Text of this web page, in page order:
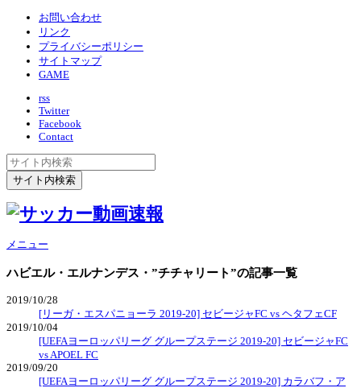
お問い合わせ
リンク
プライバシーポリシー
サイトマップ
GAME
rss
Twitter
Facebook
Contact
メニュー
ハビエル・エルナンデス・”チチャリート”の記事一覧
2019/10/28
[リーガ・エスパニョーラ 2019-20] セビージャFC vs ヘタフェCF
2019/10/04
[UEFAヨーロッパリーグ グループステージ 2019-20] セビージャFC
vs APOEL FC
2019/09/20
[UEFAヨーロッパリーグ グループステージ 2019-20] カラバフ・ア